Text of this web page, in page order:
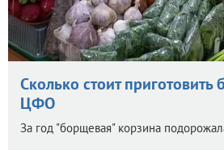
Сколько стоит
ЦФО
За год "борщевая" корзина